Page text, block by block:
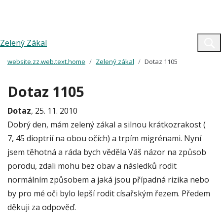
Zelený Zákal
website.zz.web.text.home Zelený zákal Dotaz 1105
Dotaz 1105
Dotaz, 25. 11. 2010
Dobrý den, mám zelený zákal a silnou krátkozrakost (
7, 45 dioptrií na obou očích) a trpím migrénami. Nyní
jsem těhotná a ráda bych věděla Váš názor na způsob
porodu, zdali mohu bez obav a následků rodit
normálním způsobem a jaká jsou případná rizika nebo
by pro mé oči bylo lepší rodit císařským řezem. Předem
děkuji za odpověď.